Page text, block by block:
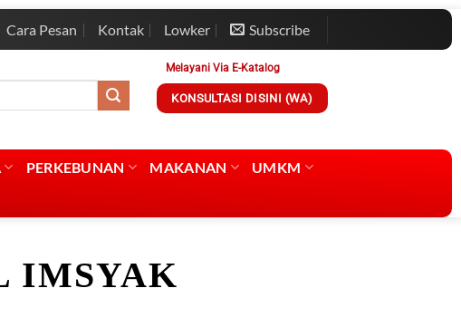
Cara Pesan Kontak Lowker Subscribe
Melayani Via E-Katalog
KONSULTASI DISINI (WA)
PERKEBUNAN MAKANAN
UMKM
IMSYAK